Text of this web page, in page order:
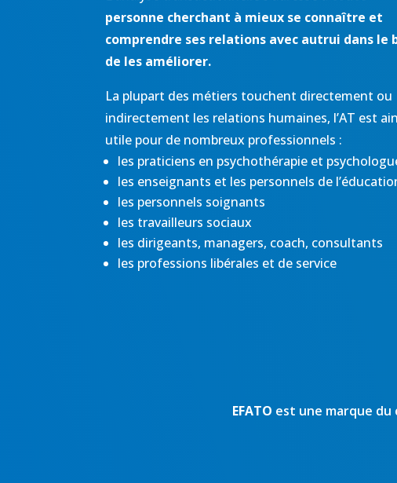
personne cherchant à mieux se connaître et
comprendre ses relations avec autrui dans le
de les améliorer.
La plupart des métiers touchent directement ou
indirectement les relations humaines, l’AT est
utile pour de nombreux professionnels :
les praticiens en psychothérapie et
les enseignants et les personnels de
les personnels soignants
les travailleurs sociaux
les dirigeants, managers, coach, consultants
les professions libérales et de service
EFATO est une marque du